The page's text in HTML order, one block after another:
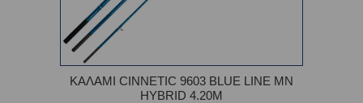
ΚΑΛΑΜΙ CINNETIC 9603 BLUE LINE MN
HYBRID 4.20M